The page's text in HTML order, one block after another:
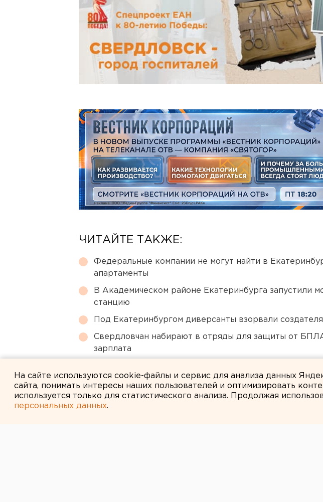
ЧИТАЙТЕ ТАКЖЕ:
Федеральные компании не могут найти в
апартаменты
В Академическом районе Екатеринбурга запустили
станцию
Под Екатеринбургом диверсанты взорвали
Свердловчан набирают в отряды для защиты от
зарплата
На сайте используются cookie-файлы и сервис для анализа данных
сайта, понимать интересы наших пользователей и оптимизировать
используется только для статистического анализа. Продолжая
персональных данных.